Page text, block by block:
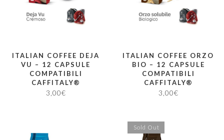
ITALIAN COFFEE DEJA
VU – 12 CAPSULE
COMPATIBILI
CAFFITALY®
3,00€
ITALIAN COFFEE ORZO
BIO – 12 CAPSULE
COMPATIBILI
CAFFITALY®
3,00€
Sold Out